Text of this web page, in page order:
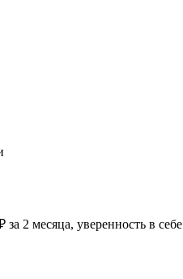
2 месяца, уверенность в себе